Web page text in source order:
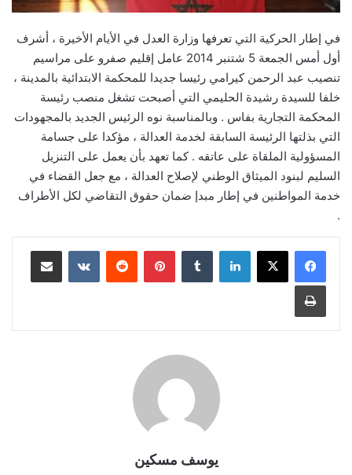
في إطار الحركية التي تعرفها وزارة العدل في الأيام الأخيرة ، أشرف
أول أمس الجمعة 5 شتنبر 2014 عامل إقليم صفرو على مراسيم
تنصيب عبد الرحمن كيرامي رئيسا جديدا للمحكمة الابتدائية بالمدينة ،
خلفا للسيدة رشيدة الحليمي التي أصبحت تشغل منصب رئيسة
المحكمة التجارية بفاس . وبالمناسبة نوه الرئيس الجديد بالمجهودات
التي بذلتها الرئيسة السابقة لخدمة العدالة ، مؤكدا على جسامة
المسؤولية الملقاة على عاتقه . كما تعهد بأن يعمل على التنزيل
السليم لبنود الميثاق الوطني لإصلاح العدالة ، مع جعل القضاء في
خدمة المواطنين في إطار مبدإ ضمان حقوق التقاضي لكل الأطراف
.
لينكدإن بينتيريست مشاركة عبر البريد
طباعة
يوسف مسكين